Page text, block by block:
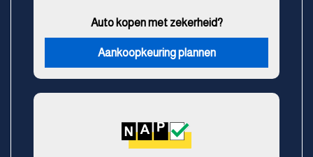
Auto kopen met zekerheid?
Aankoopkeuring plannen